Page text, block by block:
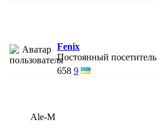
Fenix
Постоянный посетитель
658 9
Ale-M